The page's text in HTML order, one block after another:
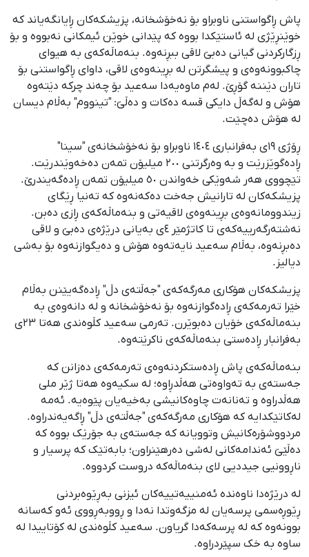
پاش ڕاگواستنی ناوبراو بۆ نەخۆشخانە، پزیشکەکان ڕایانگەیاند کە
خوێنڕێژی لە ئاستێکدا بووە کە پێدانی خوێن ئیمکانی نەبووە و بۆ
ڕزگارکردنی گیانی دەبێ لاقی ببڕنەوە. بنەماڵەکەی بە هیوای
چاکبوونەوەی و پیشگرتن لە بڕینەوەی لاقی، داوای ڕاگواستنی بۆ
تاران دێننە گۆڕێ. لەم ماوەیەدا سەعید بۆ چەند چرکە دێتەوە
هۆش و لەگەڵ دایکی قسە دەکات و دەڵێ: "تینووم" بەڵام دیسان
لە هۆش دەچێت.
ڕۆژی ١٩ی بەفرانباری ١٤٠٤ ناوبراو بۆ نەخۆشخانەی "سینا"
ڕادەگوێزرێت و بە وەرگرتنی ٢٠٠ میلیۆن تمەن دەخەوێندرێت.
تێچووی هەر شەوێکی خەواندن ٥٠ میلیۆن تمەن ڕادەگەیندرێ.
پزیشکەکان لە تارانیش جەخت دەکەنەوە کە تەنیا ڕێگای
زیندوومانەوەی بڕینەوەی لاقیەتی و بنەماڵەکەی ڕازی دەبن.
نەشتەرگەرییەکەی تا کاتژمێر ٤ی بەیانی درێژەی دەبێ و لاقی
دەبڕنەوە، بەڵام سەعید نایەتەوە هۆش و دەیگوازنەوە بۆ بەشی
دیالیز.
پزیشکەکان هۆکاری مەرگەکەی "جەڵتەی دڵ" ڕادەگەیێنن بەڵام
خێرا تەرمەکەی ڕادەگوازنەوە بۆ نەخۆشخانە و لە دانەوەی بە
بنەماڵەکەی خۆیان دەبوێرن. تەرمی سەعید کڵوەندی هەتا ٢٣ی
بەفرانبار ڕادەستی بنەماڵەکەی ناکرێتەوە.
بنەماڵەکەی پاش ڕادەستکردنەوەی تەرمەکەی دەزانن کە
جەستەی بە تەواوەتی هەڵدڕاوە؛ لە سکیەوە هەتا ژێر ملی
هەڵدراوە و تەنانەت چاوەکانیشی بەخیەیان پێوەیە. ئەمە
لەکاتێکدایە کە هۆکاری مەرگەکەی "جەڵتەی دڵ" ڕاگەیەندراوە.
مردووشۆرەکانیش وتوویانە کە جەستەی بە جۆرێک بووە کە
دەڵێێ ئەندامەکانی لەشی دەرهێنراون؛ بابەتێک کە پرسیار و
ناڕوونیی جیددیی لای بنەماڵەکە دروست کردووە.
لە درێژەدا ناوەندە ئەمنییەتییەکان ئیزنی بەڕێوەبردنی
ڕێوڕەسمی پرسەیان لە مزگەوتدا نەدا و ڕووبەڕووی ئەو کەسانە
بوونەوە کە لە پرسەکەدا گریاون. سەعید کڵوەندی لە کۆتاییدا لە
ساوە بە خک سپێردراوە.